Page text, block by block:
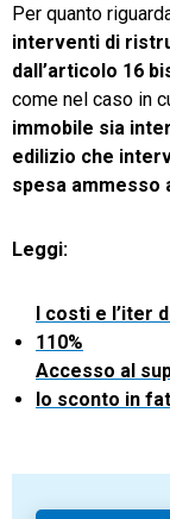
Per quanto
interventi di
dall’articolo 16
come nel caso in
immobile sia
edilizio che
spesa ammesso
Leggi:
I costi e l’iter
110%
Accesso al
lo sconto in